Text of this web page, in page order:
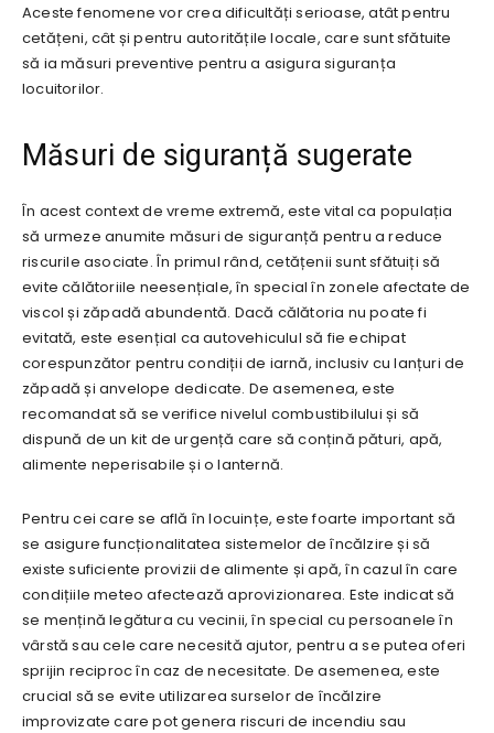
Aceste fenomene vor crea dificultăți serioase, atât pentru
cetățeni, cât și pentru autoritățile locale, care sunt sfătuite
să ia măsuri preventive pentru a asigura siguranța
locuitorilor.
Măsuri de siguranță sugerate
În acest context de vreme extremă, este vital ca populația
să urmeze anumite măsuri de siguranță pentru a reduce
riscurile asociate. În primul rând, cetățenii sunt sfătuiți să
evite călătoriile neesențiale, în special în zonele afectate de
viscol și zăpadă abundentă. Dacă călătoria nu poate fi
evitată, este esențial ca autovehiculul să fie echipat
corespunzător pentru condiții de iarnă, inclusiv cu lanțuri de
zăpadă și anvelope dedicate. De asemenea, este
recomandat să se verifice nivelul combustibilului și să
dispună de un kit de urgență care să conțină pături, apă,
alimente neperisabile și o lanternă.
Pentru cei care se află în locuințe, este foarte important să
se asigure funcționalitatea sistemelor de încălzire și să
existe suficiente provizii de alimente și apă, în cazul în care
condițiile meteo afectează aprovizionarea. Este indicat să
se mențină legătura cu vecinii, în special cu persoanele în
vârstă sau cele care necesită ajutor, pentru a se putea oferi
sprijin reciproc în caz de necesitate. De asemenea, este
crucial să se evite utilizarea surselor de încălzire
improvizate care pot genera riscuri de incendiu sau